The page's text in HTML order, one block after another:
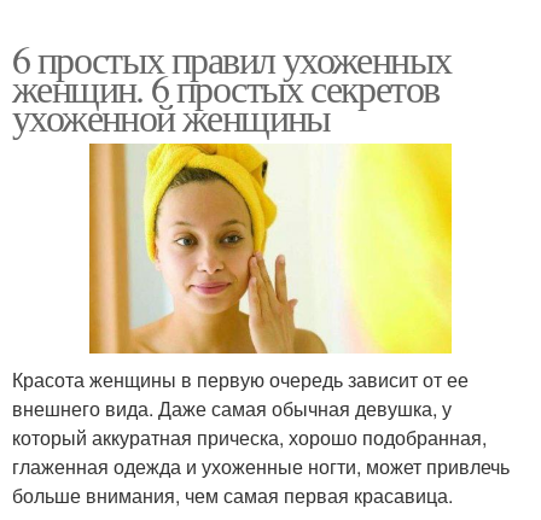
6 простых правил ухоженных
женщин. 6 простых секретов
ухоженной женщины
Красота женщины в первую очередь зависит от ее
внешнего вида. Даже самая обычная девушка, у
который аккуратная прическа, хорошо подобранная,
глаженная одежда и ухоженные ногти, может привлечь
больше внимания, чем самая первая красавица.